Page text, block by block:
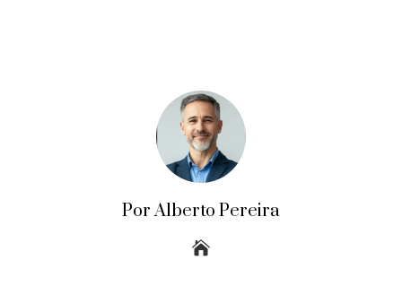
Por Alberto Pereira